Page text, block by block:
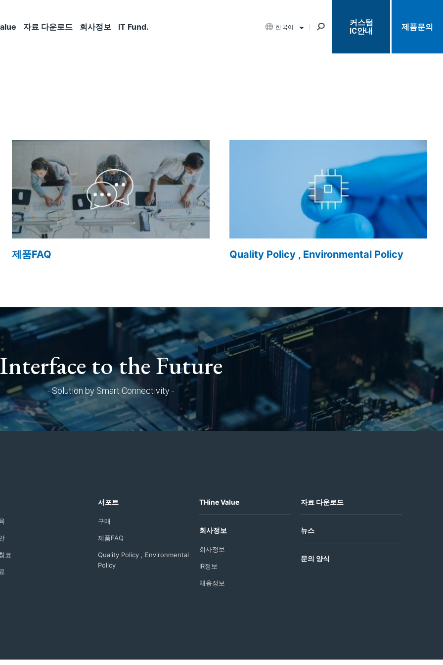
자료 다운로드 회사정보 IT Fund. 한국어
커스텀
IC안내
제품문의
제품FAQ Quality Policy , Environmental Policy
to the Future
- Solution by Smart Connectivity -
코
서포트
구매
제품FAQ
Quality Policy , Environmental
Policy
THine Value
회사정보
회사정보
IR정보
채용정보
자료 다운로드
뉴스
문의 양식